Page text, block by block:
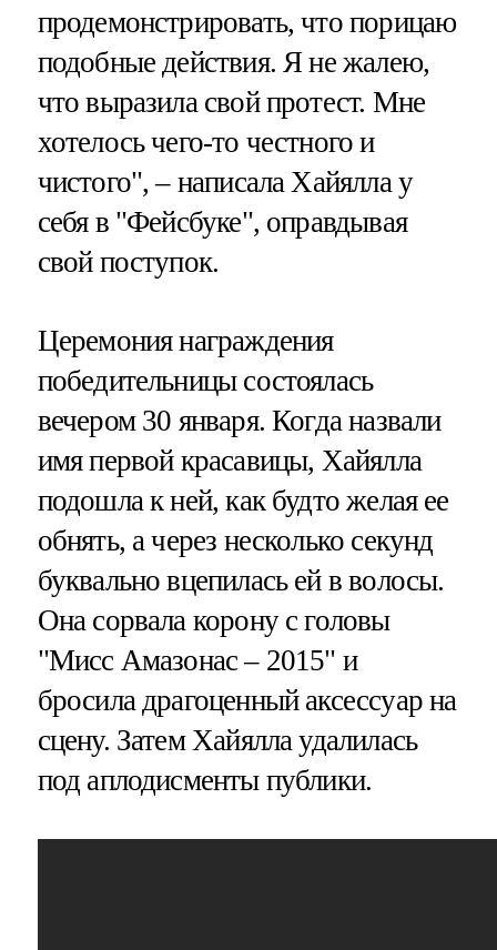
продемонстрировать, что порицаю
подобные действия. Я не жалею,
что выразила свой протест. Мне
хотелось чего-то честного и
чистого", – написала Хайялла у
себя в "Фейсбуке", оправдывая
свой поступок.
Церемония награждения
победительницы состоялась
вечером 30 января. Когда назвали
имя первой красавицы, Хайялла
подошла к ней, как будто желая ее
обнять, а через несколько секунд
буквально вцепилась ей в волосы.
Она сорвала корону с головы
"Мисс Амазонас – 2015" и
бросила драгоценный аксессуар на
сцену. Затем Хайялла удалилась
под аплодисменты публики.